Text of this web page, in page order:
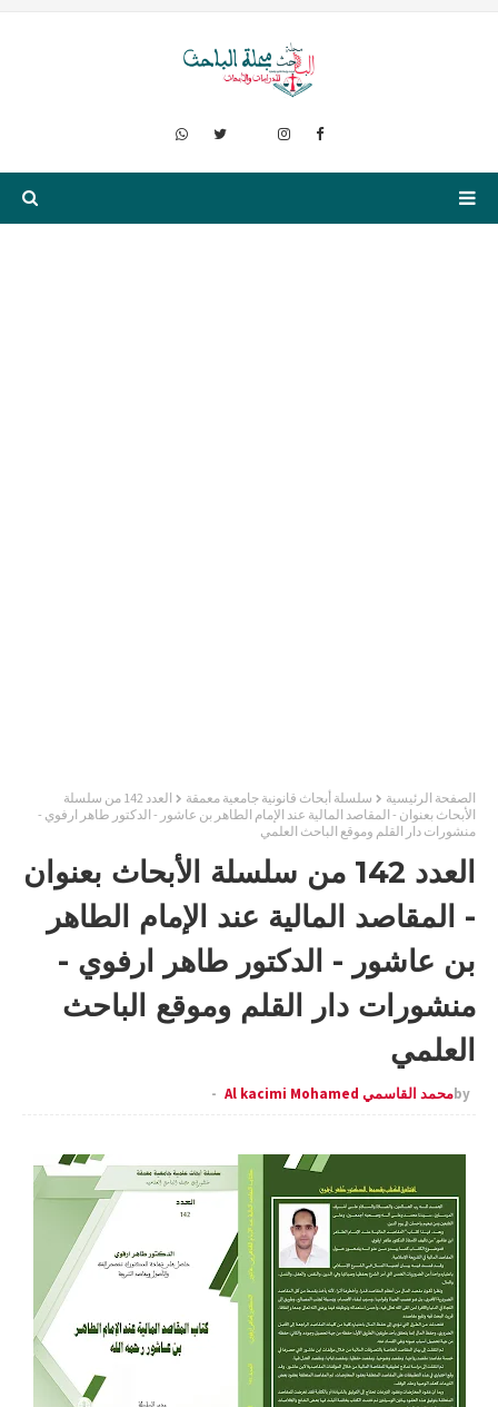
الصفحة الرئيسية سلسلة أبحاث قانونية جامعية معمقة
العدد 142 من سلسلة
الأبحاث بعنوان - المقاصد المالية عند الإمام الطاهر بن عاشور - الدكتور طاهر ارفوي -
منشورات دار القلم وموقع الباحث العلمي
العدد 142 من سلسلة الأبحاث بعنوان
- المقاصد المالية عند الإمام الطاهر
بن عاشور - الدكتور طاهر ارفوي -
منشورات دار القلم وموقع الباحث
العلمي
byمحمد القاسمي Al kacimi Mohamed